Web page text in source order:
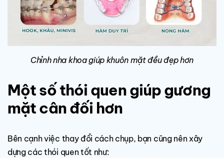
Chỉnh nha khoa giúp khuôn mặt đều đẹp hơn
Một số thói quen giúp gương
mặt cân đối hơn
Bên cạnh việc thay đổi cách chụp, bạn cũng nên xây
dựng các thói quen tốt như: